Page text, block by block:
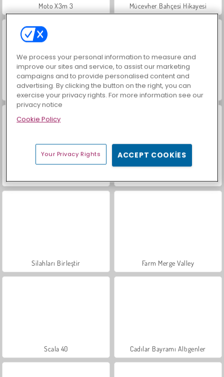
Moto X3m 3 Mücevher Bahçesi Hikayesi
İçecekleri Eşle Büyük Mahjong Eşleme
Silahları Birleştir Farm Merge Valley
Scala 40 Cadılar Bayramı Altıgenler
We process your personal information to measure and
improve our sites and service, to assist our marketing
campaigns and to provide personalised content and
advertising. By clicking the button on the right, you can
exercise your privacy rights. For more information see our
privacy notice
Cookie Policy
Your Privacy Rights ACCEPT COOKIES